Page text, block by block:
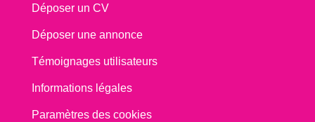
Déposer un CV
Déposer une annonce
Témoignages utilisateurs
Informations légales
Paramètres des cookies